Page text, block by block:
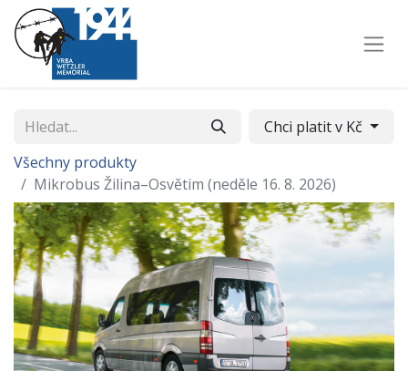
Chci platit v Kč
Všechny produkty
Mikrobus Žilina–Osvětim (neděle 16. 8. 2026)